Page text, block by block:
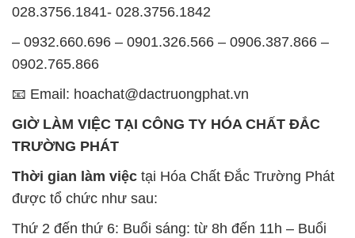
028.3756.1841- 028.3756.1842
– 0932.660.696 – 0901.326.566 – 0906.387.866 –
0902.765.866
📧 Email: hoachat@dactruongphat.vn
GIỜ LÀM VIỆC TẠI CÔNG TY HÓA CHẤT ĐẮC
TRƯỜNG PHÁT
Thời gian làm việc tại Hóa Chất Đắc Trường Phát
được tổ chức như sau:
Thứ 2 đến thứ 6: Buổi sáng: từ 8h đến 11h – Buổi